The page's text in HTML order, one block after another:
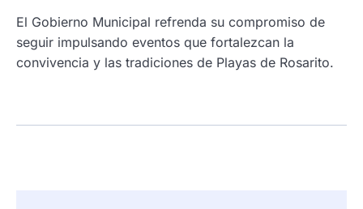
El Gobierno Municipal refrenda su compromiso de
seguir impulsando eventos que fortalezcan la
convivencia y las tradiciones de Playas de Rosarito.